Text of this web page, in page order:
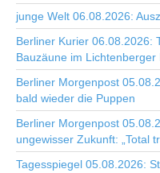
junge Welt 06.08.2026:
Berliner Kurier 06.08.2026:
Bauzäune im Lichtenberger
Berliner Morgenpost
bald wieder die Puppen
Berliner Morgenpost
ungewisser Zukunft: „Total
Tagesspiegel 05.08.2026: